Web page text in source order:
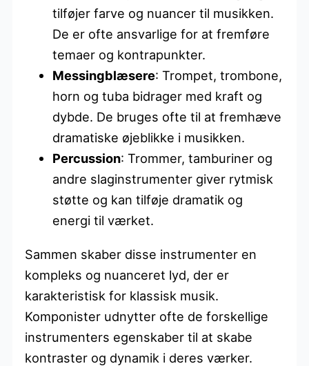
tilføjer farve og nuancer til musikken.
De er ofte ansvarlige for at fremføre
temaer og kontrapunkter.
Messingblæsere: Trompet, trombone,
horn og tuba bidrager med kraft og
dybde. De bruges ofte til at fremhæve
dramatiske øjeblikke i musikken.
Percussion: Trommer, tamburiner og
andre slaginstrumenter giver rytmisk
støtte og kan tilføje dramatik og
energi til værket.
Sammen skaber disse instrumenter en
kompleks og nuanceret lyd, der er
karakteristisk for klassisk musik.
Komponister udnytter ofte de forskellige
instrumenters egenskaber til at skabe
kontraster og dynamik i deres værker.